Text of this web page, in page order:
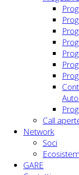
Call
Network
Soci
GARE